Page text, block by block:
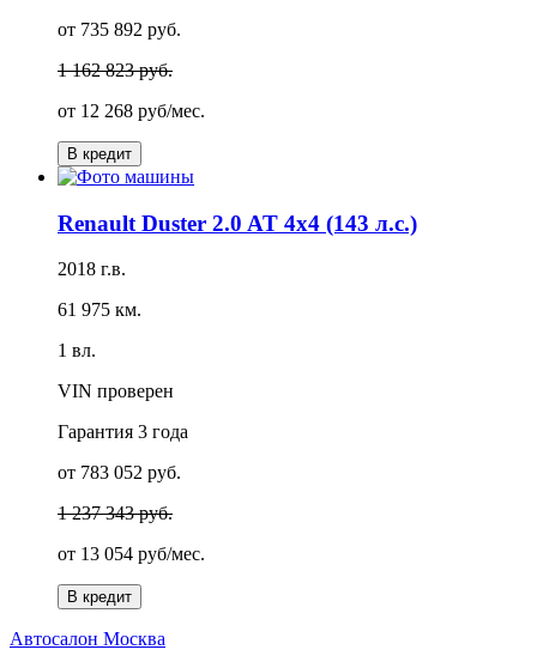
от 735 892 руб.
1 162 823 руб.
от 12 268 руб/мес.
В кредит
Renault Duster 2.0 AT 4x4 (143 л.с.)
2018 г.в.
61 975 км.
1 вл.
VIN проверен
Гарантия 3 года
от 783 052 руб.
1 237 343 руб.
от 13 054 руб/мес.
В кредит
Автосалон Москва